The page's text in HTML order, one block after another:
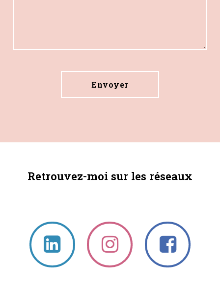
Veuillez laisser ce champ vide.
Retrouvez-moi sur les réseaux